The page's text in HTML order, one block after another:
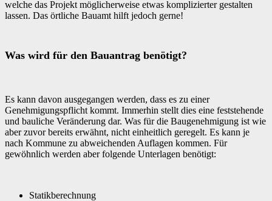
welche das Projekt möglicherweise etwas komplizierter gestalten
lassen. Das örtliche Bauamt hilft jedoch gerne!
Was wird für den Bauantrag benötigt?
Es kann davon ausgegangen werden, dass es zu einer
Genehmigungspflicht kommt. Immerhin stellt dies eine feststehende
und bauliche Veränderung dar. Was für die Baugenehmigung ist wie
aber zuvor bereits erwähnt, nicht einheitlich geregelt. Es kann je
nach Kommune zu abweichenden Auflagen kommen. Für
gewöhnlich werden aber folgende Unterlagen benötigt:
Statikberechnung